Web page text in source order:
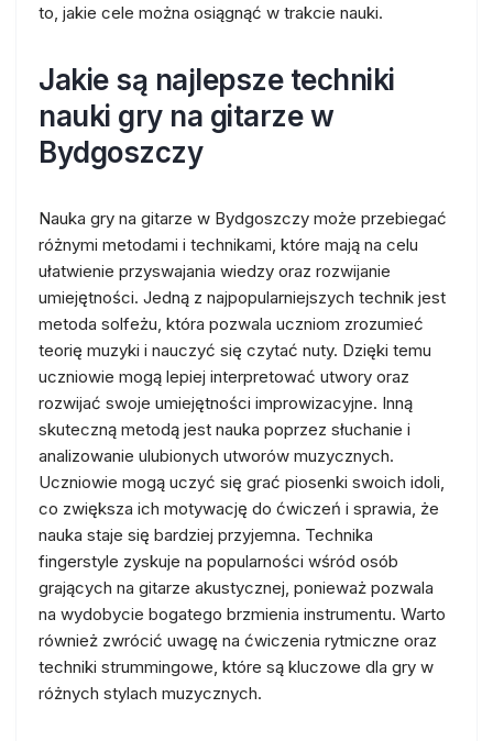
to, jakie cele można osiągnąć w trakcie nauki.
Jakie są najlepsze techniki
nauki gry na gitarze w
Bydgoszczy
Nauka gry na gitarze w Bydgoszczy może przebiegać
różnymi metodami i technikami, które mają na celu
ułatwienie przyswajania wiedzy oraz rozwijanie
umiejętności. Jedną z najpopularniejszych technik jest
metoda solfeżu, która pozwala uczniom zrozumieć
teorię muzyki i nauczyć się czytać nuty. Dzięki temu
uczniowie mogą lepiej interpretować utwory oraz
rozwijać swoje umiejętności improwizacyjne. Inną
skuteczną metodą jest nauka poprzez słuchanie i
analizowanie ulubionych utworów muzycznych.
Uczniowie mogą uczyć się grać piosenki swoich idoli,
co zwiększa ich motywację do ćwiczeń i sprawia, że
nauka staje się bardziej przyjemna. Technika
fingerstyle zyskuje na popularności wśród osób
grających na gitarze akustycznej, ponieważ pozwala
na wydobycie bogatego brzmienia instrumentu. Warto
również zwrócić uwagę na ćwiczenia rytmiczne oraz
techniki strummingowe, które są kluczowe dla gry w
różnych stylach muzycznych.